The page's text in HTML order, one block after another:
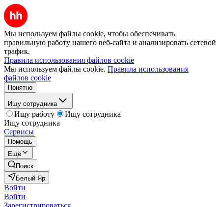
Мы используем файлы cookie, чтобы обеспечивать
правильную работу нашего веб-сайта и анализировать сетевой
трафик.
Правила использования файлов cookie
Мы используем файлы cookie. Правила использования
файлов cookie
Понятно
Ищу сотрудника
Ищу работу
Ищу сотрудника
Ищу сотрудника
Сервисы
Помощь
Ещё
Поиск
Белый Яр
Войти
Войти
Зарегистрироваться